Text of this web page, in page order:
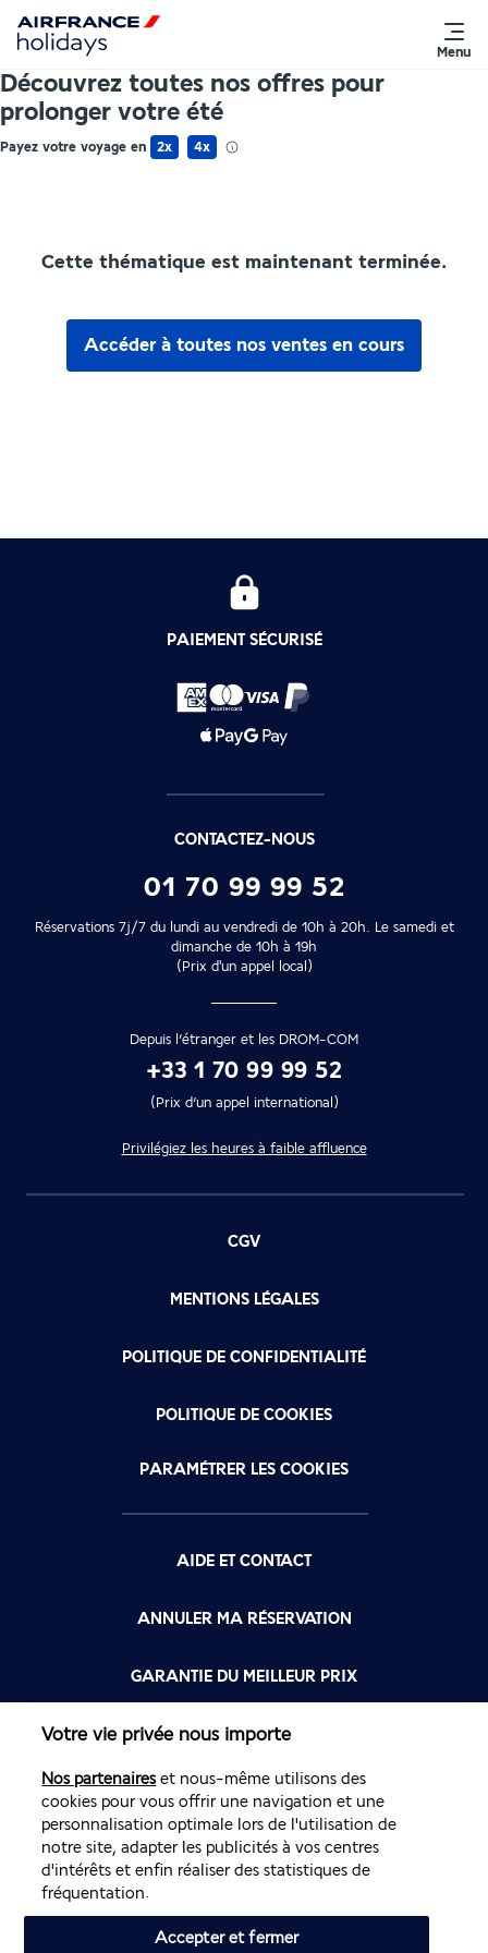
Menu
Découvrez toutes nos offres pour
prolonger votre été
Payez votre voyage en 2x 4x
Cette thématique est maintenant terminée.
Accéder à toutes nos ventes en cours
PAIEMENT SÉCURISÉ
CONTACTEZ-NOUS
01 70 99 99 52
Réservations 7j/7 du lundi au vendredi de 10h à 20h. Le samedi et
dimanche de 10h à 19h
(Prix d'un appel local)
Depuis l’étranger et les DROM-COM
+33 1 70 99 99 52
(Prix d’un appel international)
Privilégiez les heures à faible affluence
CGV
MENTIONS LÉGALES
POLITIQUE DE CONFIDENTIALITÉ
POLITIQUE DE COOKIES
PARAMÉTRER LES COOKIES
AIDE ET CONTACT
ANNULER MA RÉSERVATION
GARANTIE DU MEILLEUR PRIX
FLYING BLUE
FLEXIBILITÉ
Site édité par PerfectStay.com en partenariat avec Air France. Les
Votre vie privée nous importe
Nos partenaireset nous-même utilisons des
cookies pour vous offrir une navigation et une
personnalisation optimale lors de l'utilisation de
notre site, adapter les publicités à vos centres
d'intérêts et enfin réaliser des statistiques de
fréquentation.
Accepter et fermer